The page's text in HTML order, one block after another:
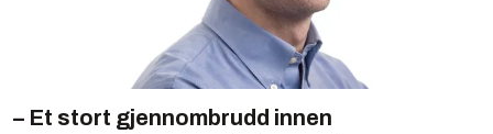
– Et stort gjennombrudd innen